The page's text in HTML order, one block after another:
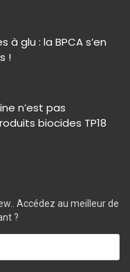
glu : la BPCA s’en
!
n’est pas
biocides TP18
Accédez au meilleur de
?